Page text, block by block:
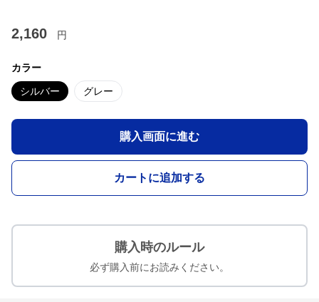
2,160 円
カラー
シルバー グレー
購入画面に進む
カートに追加する
購入時のルール
必ず購入前にお読みください。